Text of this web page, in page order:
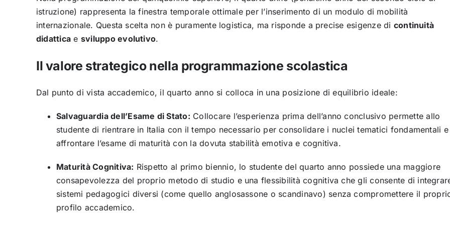
istruzione) rappresenta la finestra temporale ottimale per l’inserimento di un modulo di mobilità
internazionale. Questa scelta non è puramente logistica, ma risponde a precise esigenze di continuità
didattica e sviluppo evolutivo.
Il valore strategico nella programmazione scolastica
Dal punto di vista accademico, il quarto anno si colloca in una posizione di equilibrio ideale:
Salvaguardia dell’Esame di Stato: Collocare l’esperienza prima dell’anno conclusivo permette allo
studente di rientrare in Italia con il tempo necessario per consolidare i nuclei tematici fondamentali e
affrontare l’esame di maturità con la dovuta stabilità emotiva e cognitiva.
Maturità Cognitiva: Rispetto al primo biennio, lo studente del quarto anno possiede una maggiore
consapevolezza del proprio metodo di studio e una flessibilità cognitiva che gli consente di
sistemi pedagogici diversi (come quello anglosassone o scandinavo) senza compromettere il
profilo accademico.